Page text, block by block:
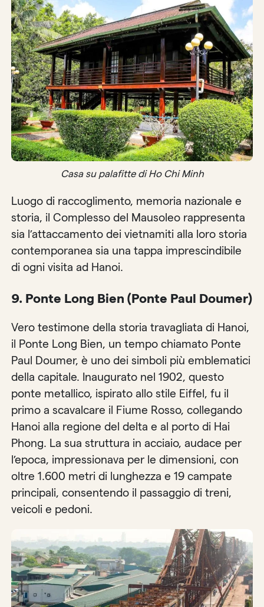
Casa su palafitte di Ho Chi Minh
Luogo di raccoglimento, memoria nazionale e
storia, il Complesso del Mausoleo rappresenta
sia l’attaccamento dei vietnamiti alla loro storia
contemporanea sia una tappa imprescindibile
di ogni visita ad Hanoi.
9. Ponte Long Bien (Ponte Paul Doumer)
Vero testimone della storia travagliata di Hanoi,
il Ponte Long Bien, un tempo chiamato Ponte
Paul Doumer, è uno dei simboli più emblematici
della capitale. Inaugurato nel 1902, questo
ponte metallico, ispirato allo stile Eiffel, fu il
primo a scavalcare il Fiume Rosso, collegando
Hanoi alla regione del delta e al porto di Hai
Phong. La sua struttura in acciaio, audace per
l’epoca, impressionava per le dimensioni, con
oltre 1.600 metri di lunghezza e 19 campate
principali, consentendo il passaggio di treni,
veicoli e pedoni.